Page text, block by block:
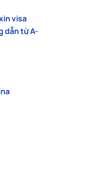
visa
dẫn từ A-